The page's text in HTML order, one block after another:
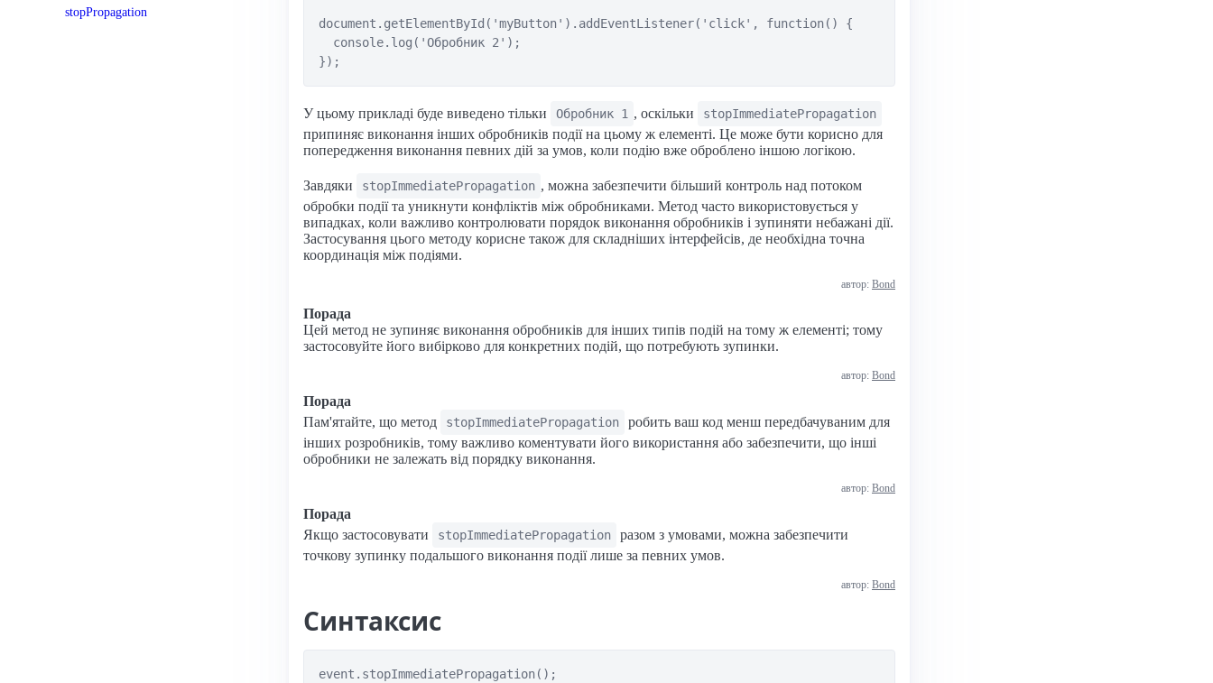
stopPropagation
document.getElementById('myButton').addEventListener('click', function() {
  console.log('Обробник 2');
У цьому прикладі буде виведено тільки Обробник 1 , оскільки stopImmediatePropagation
припиняє виконання інших обробників події на цьому ж елементі. Це може бути корисно для
попередження виконання певних дій за умов, коли подію вже оброблено іншою логікою.
Завдяки stopImmediatePropagation , можна забезпечити більший контроль над потоком
обробки події та уникнути конфліктів між обробниками. Метод часто використовується у
випадках, коли важливо контролювати порядок виконання обробників і зупиняти небажані дії.
Застосування цього методу корисне також для складніших інтерфейсів, де необхідна точна
координація між подіями.
автор: Bond
Порада
Цей метод не зупиняє виконання обробників для інших типів подій на тому ж елементі; тому
застосовуйте його вибірково для конкретних подій, що потребують зупинки.
автор: Bond
Порада
Пам'ятайте, що метод
stopImmediatePropagation
робить ваш код менш передбачуваним для
інших розробників, тому важливо коментувати його використання або забезпечити, що інші
обробники не залежать від порядку виконання.
автор: Bond
Порада
Якщо застосовувати
stopImmediatePropagation
разом з умовами, можна забезпечити
точкову зупинку подальшого виконання події лише за певних умов.
автор: Bond
Синтаксис
event.stopImmediatePropagation();